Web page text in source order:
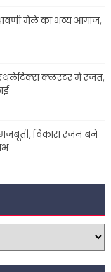
मेले का भव्य आगाज,
क्लस्टर में रजत,
विकास रंजन बने